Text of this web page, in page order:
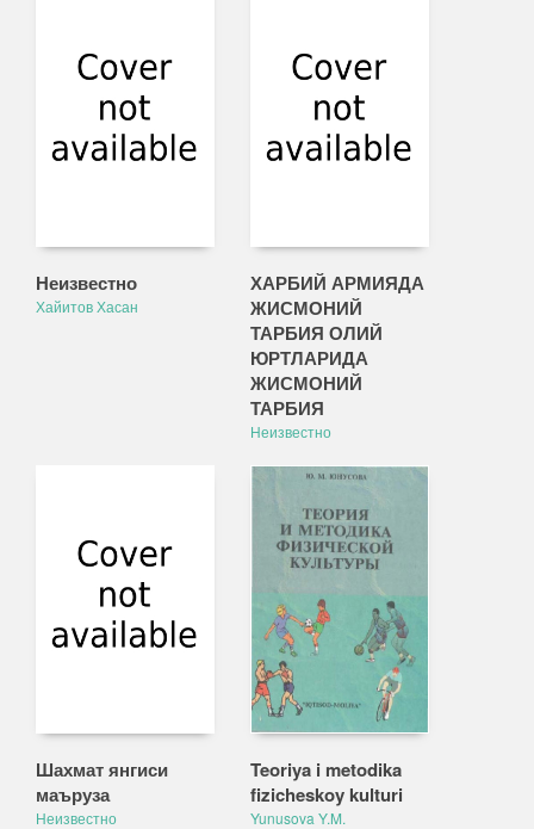
Неизвестно
Хайитов Хасан
ХАРБИЙ АРМИЯДА
ЖИСМОНИЙ
ТАРБИЯ ОЛИЙ
ЮРТЛАРИДА
ЖИСМОНИЙ
ТАРБИЯ
Неизвестно
Шахмат янгиси
маъруза
Неизвестно
Teoriya i metodika
fizicheskoy kulturi
Yunusova Y.M.